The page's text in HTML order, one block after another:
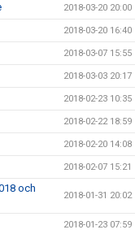
2018-03-20 20:00
2018-03-20 16:40
2018-03-07 15:55
2018-03-03 20:17
2018-02-23 10:35
2018-02-22 18:59
2018-02-20 14:08
2018-02-07 15:21
och
2018-01-31 20:02
2018-01-23 07:59